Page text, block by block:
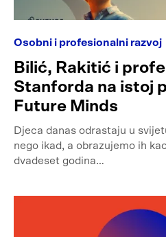
Osobni i profesionalni razvoj
Bilić, Rakitić i
Stanforda na istoj
Future Minds
Djeca danas odrastaju u
nego ikad, a obrazujemo ih
dvadeset godina…